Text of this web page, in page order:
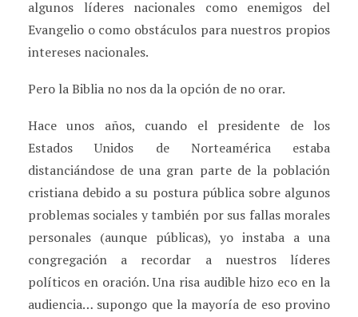
algunos líderes nacionales como enemigos del
Evangelio o como obstáculos para nuestros propios
intereses nacionales.
Pero la Biblia no nos da la opción de no orar.
Hace unos años, cuando el presidente de los
Estados Unidos de Norteamérica estaba
distanciándose de una gran parte de la población
cristiana debido a su postura pública sobre algunos
problemas sociales y también por sus fallas morales
personales (aunque públicas), yo instaba a una
congregación a recordar a nuestros líderes
políticos en oración. Una risa audible hizo eco en la
audiencia… supongo que la mayoría de eso provino